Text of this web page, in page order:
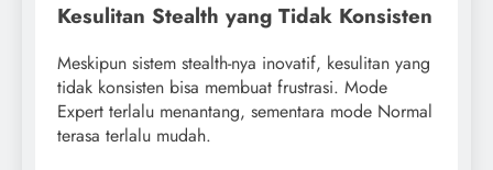
Kesulitan Stealth yang Tidak Konsisten
Meskipun sistem stealth-nya inovatif, kesulitan yang
tidak konsisten bisa membuat frustrasi. Mode
Expert terlalu menantang, sementara mode Normal
terasa terlalu mudah.